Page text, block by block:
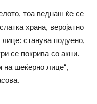
тоа веднаш ќе се
храна, веројатно
станува подуено,
се покрива со акни.
на шеќерно лице“,